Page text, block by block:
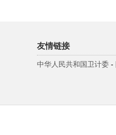
友情链接
中华人民共和国卫计委 -